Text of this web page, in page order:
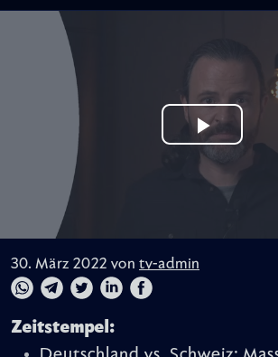
30. März 2022 von tv-admin
Zeitstempel: